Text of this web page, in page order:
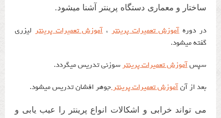
ساختار و معماری دستگاه پرینتر آشنا میشود.
در دورهآموزش تعمیرات پرینتر ،آموزش تعمیرات پرینتر
لیزری
گفته میشود.
سپس آموزش تعمیرات پرینتر سوزنی تدریس میگردد.
بعد از آن آموزش تعمیرات پرینترجوهر افشان تدریس میشود.
می تواند خرابی و اشکالات انواع پرینتر را عیب یابی و